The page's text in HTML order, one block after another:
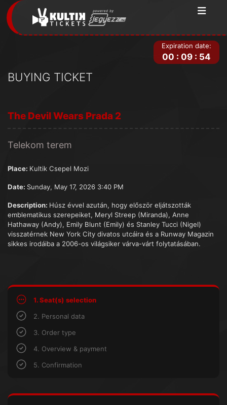
BUYING TICKET
Expiration date:
00 : 09 : 54
The Devil Wears Prada 2
Telekom terem
Place: Kultik Csepel Mozi
Date: Sunday, May 17, 2026 3:40 PM
Description: Húsz évvel azután, hogy először eljátszották
emblematikus szerepeiket, Meryl Streep (Miranda), Anne
Hathaway (Andy), Emily Blunt (Emily) és Stanley Tucci (Nigel)
visszatérnek New York City divatos utcáira és a Runway Magazin
sikkes irodáiba a 2006-os világsiker várva-várt folytatásában.
1. Seat(s) selection
2. Personal data
3. Order type
4. Overview & payment
5. Confirmation